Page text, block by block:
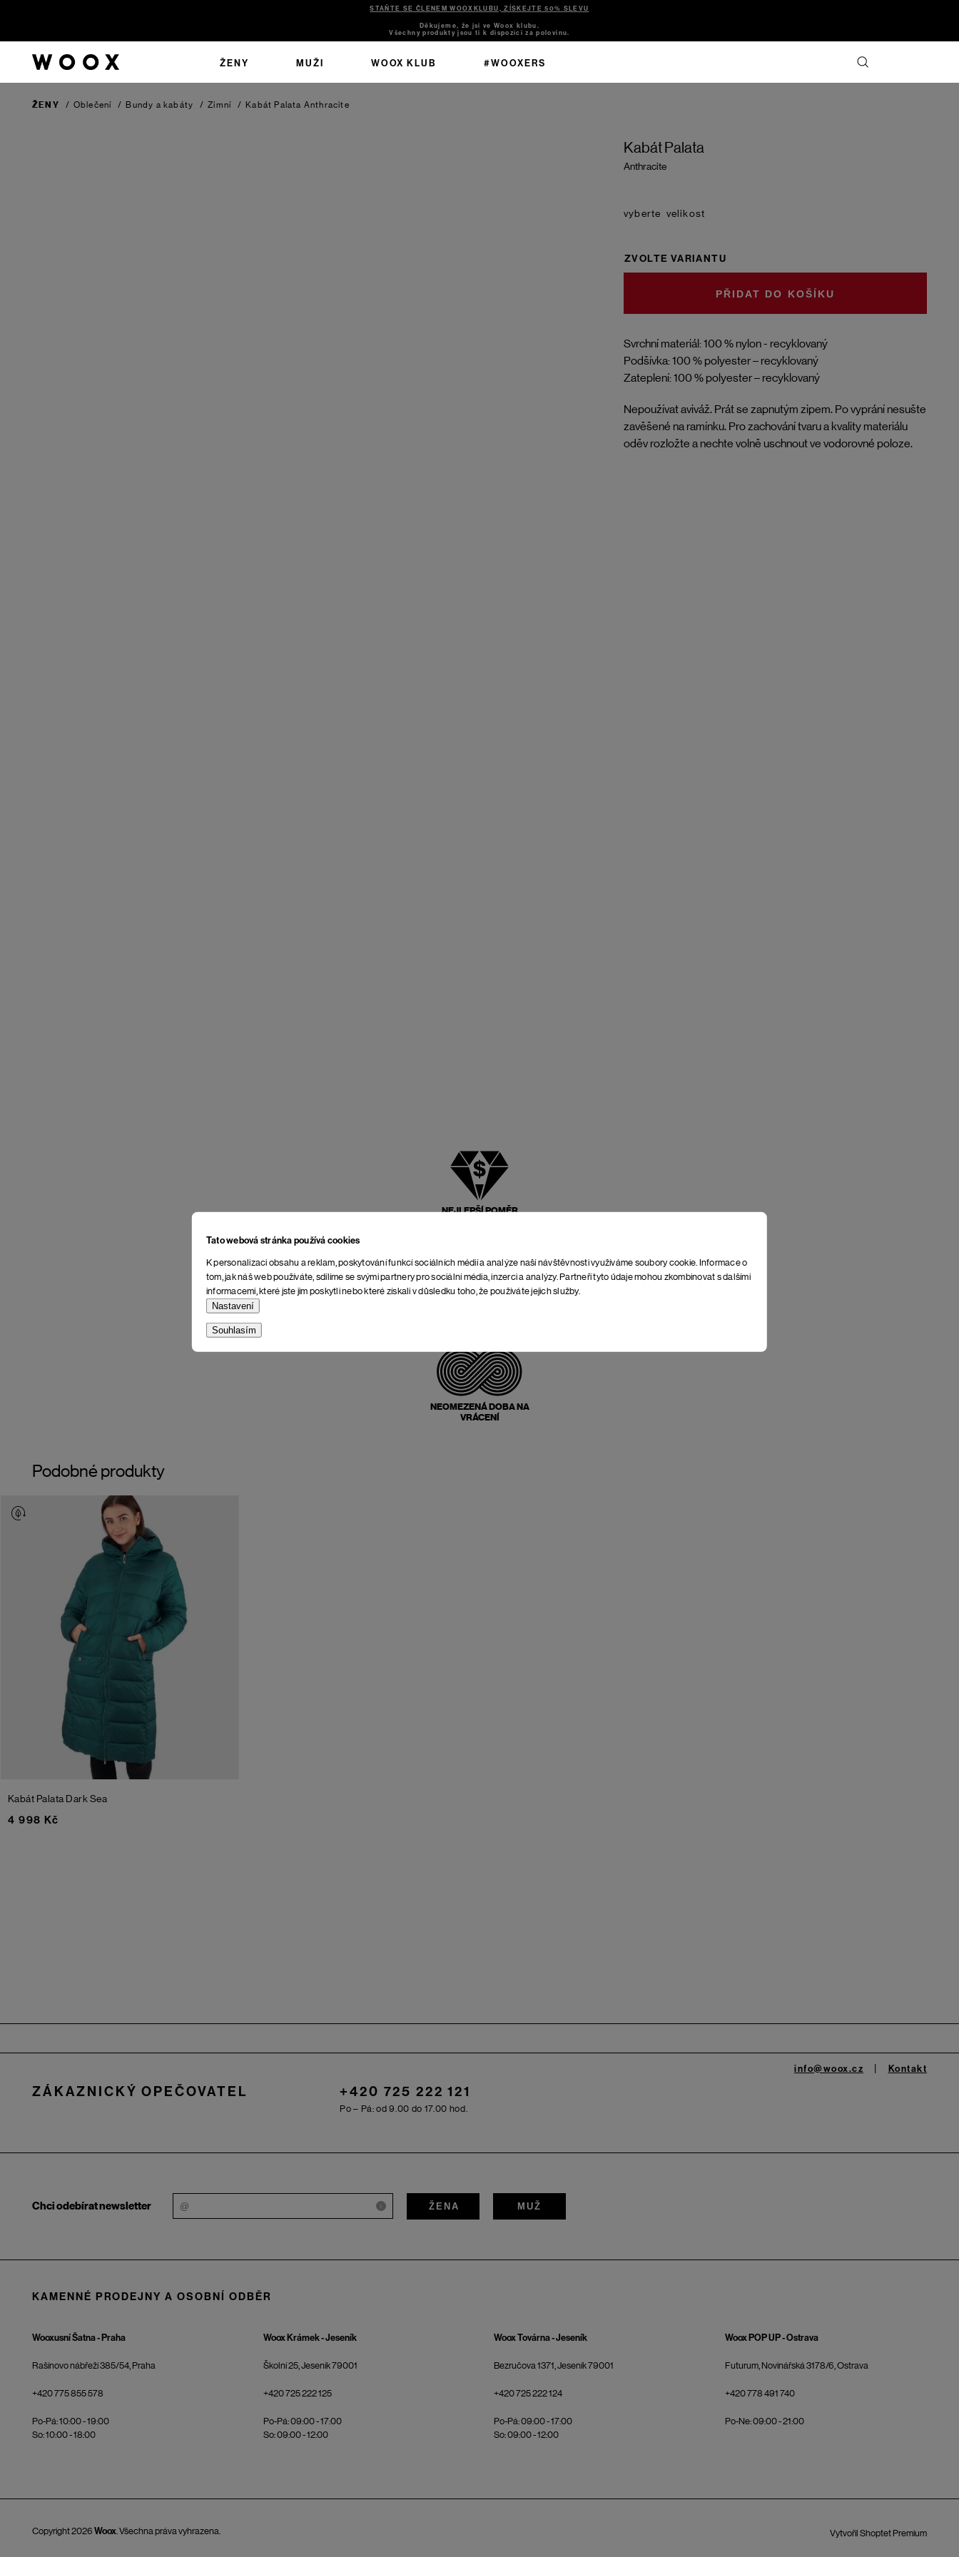
Tato webová stránka používá cookies
K personalizaci obsahu a reklam, poskytování funkcí sociálních médií a analýze naší návštěvnosti využíváme soubory cookie. Informace o
tom, jak náš web používáte, sdílíme se svými partnery pro sociální média, inzerci a analýzy. Partneři tyto údaje mohou zkombinovat s dalšími
informacemi, které jste jim poskytli nebo které získali v důsledku toho, že používáte jejich služby.
Nastavení
Souhlasím
STAŇTE SE ČLENEM WOOXKLUBU, ZÍSKEJTE 50% SLEVU
Děkujeme, že jsi ve Woox klubu.
Všechny produkty jsou ti k dispozici za polovinu.
ŽENY MUŽI WOOX KLUB #WOOXERS
ŽENY / Oblečení / Bundy a kabáty / Zimní / Kabát Palata Anthracite
Kabát Palata
Anthracite
Svrchní materiál: 100 % nylon - recyklovaný
Podšívka: 100 % polyester – recyklovaný
Zateplení: 100 % polyester – recyklovaný
Nepoužívat aviváž. Prát se zapnutým zipem. Po vyprání nesušte
zavěšené na ramínku. Pro zachování tvaru a kvality materiálu
oděv rozložte a nechte volně uschnout ve vodorovné poloze.
velikost
ZVOLTE VARIANTU
DO KOŠÍKU
NEJLEPŠÍ POMĚR
NEOMEZENÁ DOBA NA
VRÁCENÍ
Podobné produkty
Kabát Palata Dark Sea
4 998 Kč
ZÁKAZNICKÝ OPEČOVATEL +420 725 222 121
Po – Pá: od 9.00 do 17.00 hod.
info@woox.cz Kontakt
Chci odebírat newsletter i ŽENA MUŽ
KAMENNÉ PRODEJNY A OSOBNÍ ODBĚR
Wooxusní Šatna - Praha
Rašínovo nábřeží 385/54, Praha
+420 775 855 578
Po-Pá: 10:00 - 19:00
So: 10:00 - 18:00
Woox Krámek - Jeseník
Školní 25, Jeseník 79001
+420 725 222 125
Po-Pá: 09:00 - 17:00
So: 09:00 - 12:00
Woox Továrna - Jeseník
Bezručova 1371, Jeseník 79001
+420 725 222 124
Po-Pá: 09:00 - 17:00
So: 09:00 - 12:00
Woox POP UP - Ostrava
Futurum, Novinářská 3178/6, Ostrava
+420 778 491 740
Po-Ne: 09:00 - 21:00
Vytvořil Shoptet Premium
Copyright 2026 Woox. Všechna práva vyhrazena.